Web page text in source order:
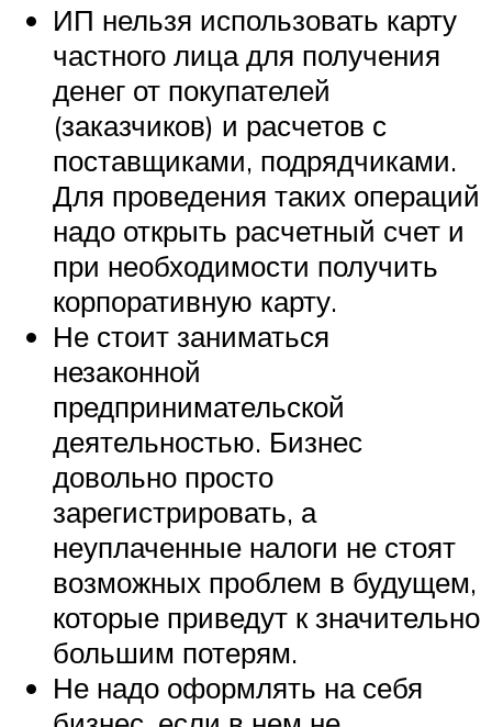
ИП нельзя использовать карту
частного лица для получения
денег от покупателей
(заказчиков) и расчетов с
поставщиками, подрядчиками.
Для проведения таких операций
надо открыть расчетный счет и
при необходимости получить
корпоративную карту.
Не стоит заниматься
незаконной
предпринимательской
деятельностью. Бизнес
довольно просто
зарегистрировать, а
неуплаченные налоги не стоят
возможных проблем в будущем,
которые приведут к значительно
большим потерям.
Не надо оформлять на себя